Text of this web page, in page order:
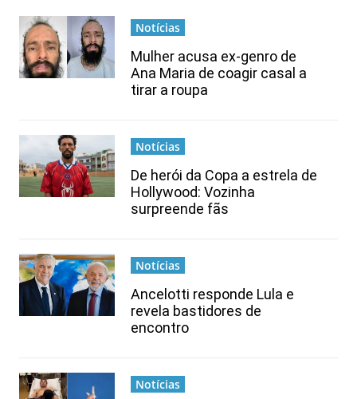
Notícias
Mulher acusa ex-genro de
Ana Maria de coagir casal a
tirar a roupa
Notícias
De herói da Copa a estrela de
Hollywood: Vozinha
surpreende fãs
Notícias
Ancelotti responde Lula e
revela bastidores de
encontro
Notícias